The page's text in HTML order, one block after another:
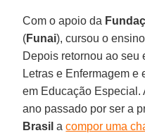
Com o apoio da
(Funai), cursou o
Depois retornou ao seu
Letras e Enfermagem
em Educação Especial.
ano passado por ser a
Brasil acompor uma